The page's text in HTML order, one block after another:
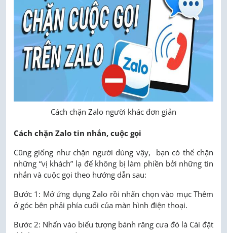
Cách chặn Zalo người khác đơn giản
Cách chặn Zalo tin nhắn, cuộc gọi
Cũng giống như chặn người dùng vậy, bạn có thể chặn
những “vị khách” lạ để không bị làm phiền bởi những tin
nhắn và cuộc gọi theo hướng dẫn sau:
Bước 1: Mở ứng dụng Zalo rồi nhấn chọn vào mục Thêm
ở góc bên phải phía cuối của màn hình điện thoại.
Bước 2: Nhấn vào biểu tượng bánh răng cưa đó là Cài đặt